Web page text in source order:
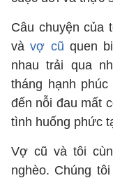
Câu chuyện của
và vợ cũ quen
nhau trải qua
tháng hạnh
đến nỗi đau mất
tình huống phức
Vợ cũ và tôi
nghèo. Chúng